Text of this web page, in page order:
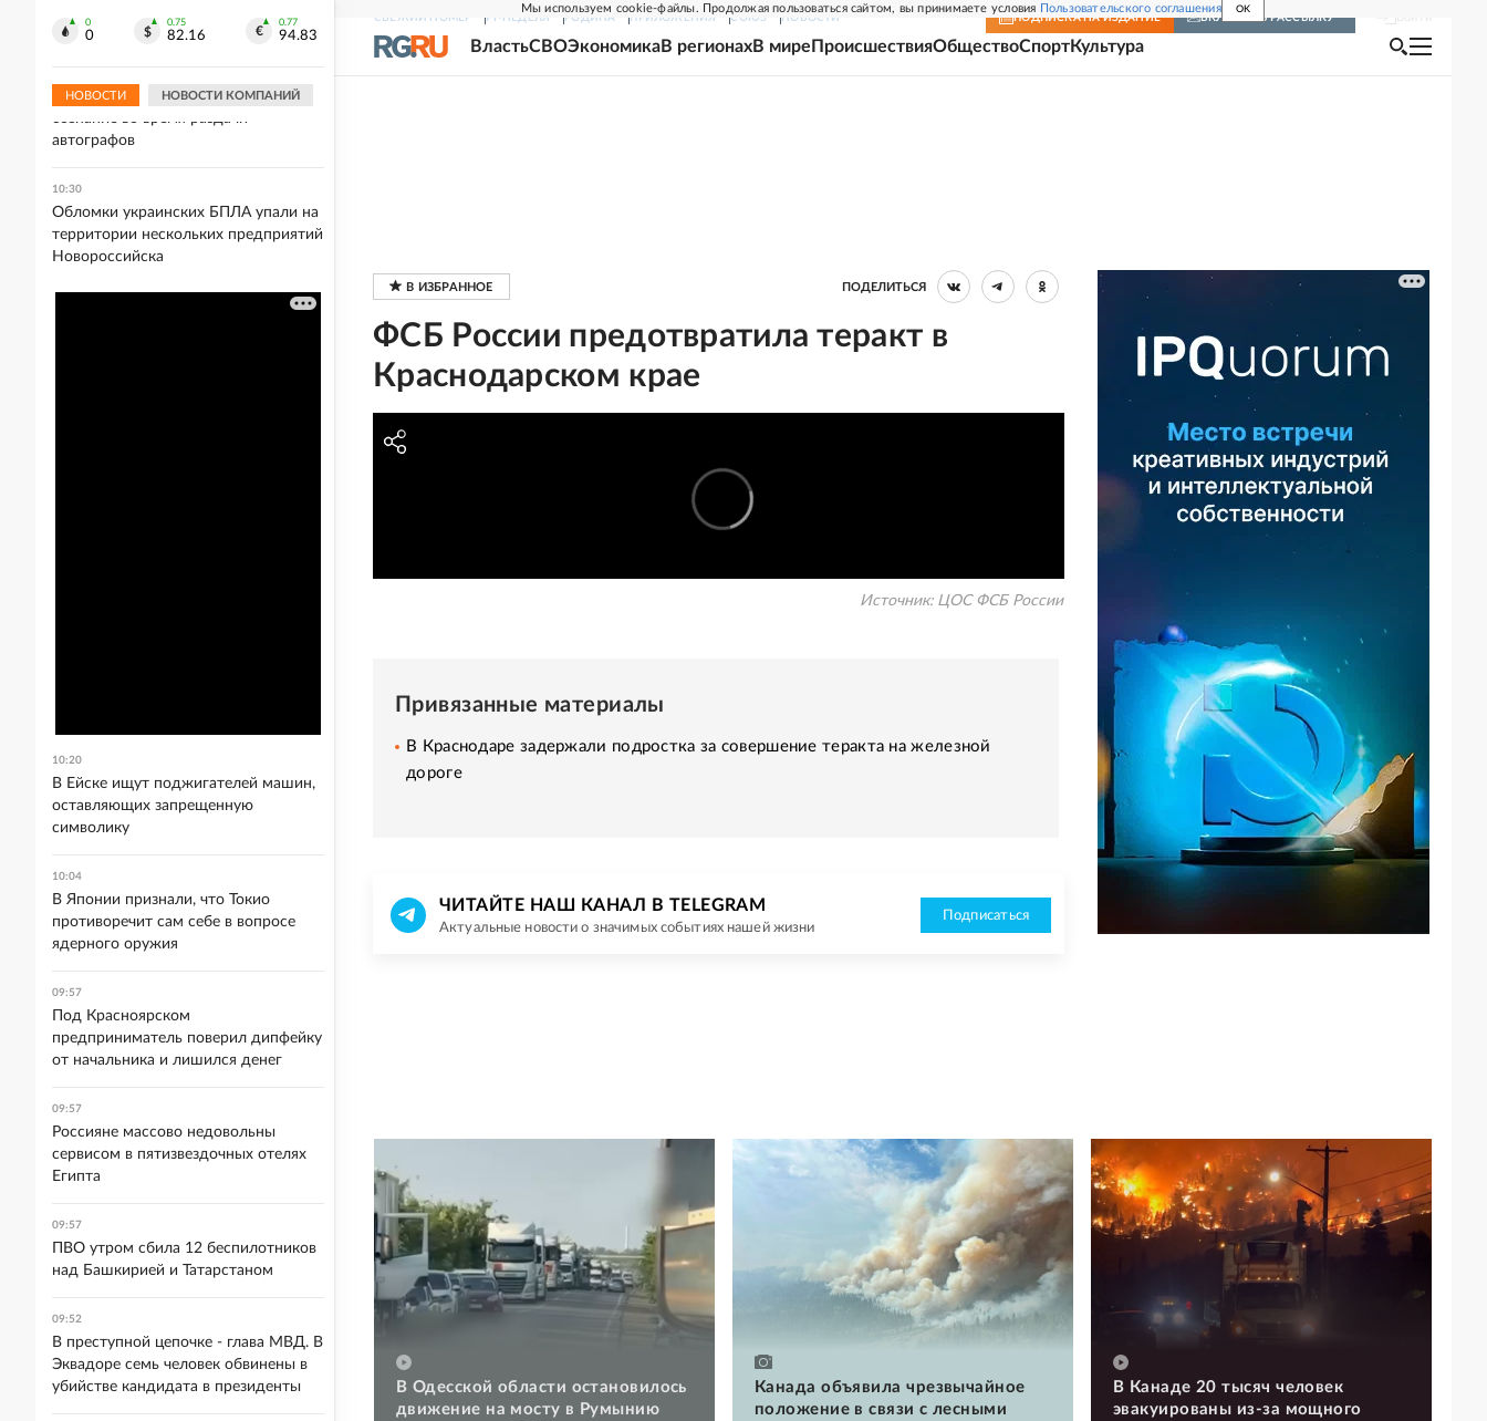
Мы используем cookie-файлы. Продолжая пользоваться сайтом, вы принимаете условия Пользовательского соглашения OK
СВЕЖИЙ НОМЕР РГ-НЕДЕЛЯ РОДИНА ПРИЛОЖЕНИЯ СОЮЗ НОВОСТИ ПОДПИСКА НА ИЗДАНИЕ ВКЛЮЧИТЬ РАССЫЛКУ
ВластьСВОЭкономикаВ регионахВ мире ПроисшествияОбществоСпортКультура
ПОДЕЛИТЬСЯ
ФСБ России предотвратила теракт в
Краснодарском крае
Источник: ЦОС ФСБ России
Привязанные материалы
В Краснодаре задержали подростка за совершение теракта на железной
дороге
ЧИТАЙТЕ НАШ КАНАЛ В TELEGRAM
Актуальные новости о значимых событиях нашей жизни
Подписаться
В Одесской области остановилось
движение на мосту в Румынию
Канада объявила чрезвычайное
положение в связи с лесными
В Канаде 20 тысяч человек
эвакуированы из-за мощного
0
0
0.75
82.16
0.77
94.83
НОВОСТИ НОВОСТИ КОМПАНИЙ
Белгород
Актер Кристофер Ламберт потерял
сознание во время раздачи
автографов
10:30
Обломки украинских БПЛА упали на
территории нескольких предприятий
Новороссийска
10:20
В Ейске ищут поджигателей машин,
оставляющих запрещенную
символику
10:04
В Японии признали, что Токио
противоречит сам себе в вопросе
ядерного оружия
09:57
Под Красноярском
предприниматель поверил дипфейку
от начальника и лишился денег
09:57
Россияне массово недовольны
сервисом в пятизвездочных отелях
Египта
09:57
ПВО утром сбила 12 беспилотников
над Башкирией и Татарстаном
09:52
В преступной цепочке - глава МВД. В
Эквадоре семь человек обвинены в
убийстве кандидата в президенты